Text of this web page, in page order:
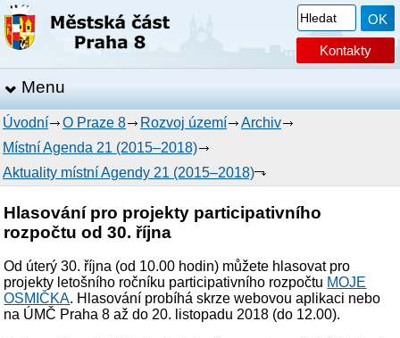
Kontakty
Menu
Úvodní O Praze 8 Rozvoj území
Archiv
Místní Agenda 21 (2015–2018)
Aktuality místní Agendy 21 (2015–2018)
Hlasování pro projekty participativního
rozpočtu od 30. října
Od úterý 30. října (od 10.00 hodin) můžete hlasovat pro
projekty letošního ročníku participativního rozpočtu MOJE
OSMIČKA. Hlasování probíhá skrze webovou aplikaci nebo
na ÚMČ Praha 8 až do 20. listopadu 2018 (do 12.00).